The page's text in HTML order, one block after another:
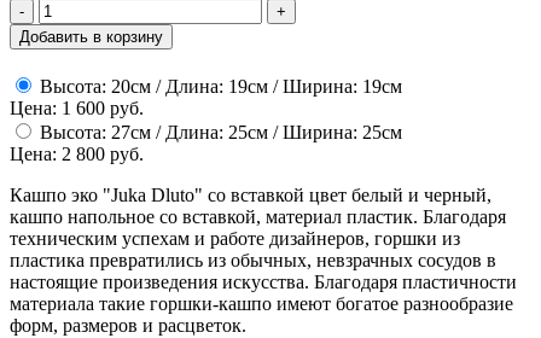
-
+
Добавить в корзину
Высота: 20см / Длина: 19см / Ширина: 19см
Цена: 1 600 руб.
Высота: 27см / Длина: 25см / Ширина: 25см
Цена: 2 800 руб.
Кашпо эко "Juka Dluto" со вставкой цвет белый и черный,
кашпо напольное cо вставкой, материал пластик. Благодаря
техническим успехам и работе дизайнеров, горшки из
пластика превратились из обычных, невзрачных сосудов в
настоящие произведения искусства. Благодаря пластичности
материала такие горшки-кашпо имеют богатое разнообразие
форм, размеров и расцветок.